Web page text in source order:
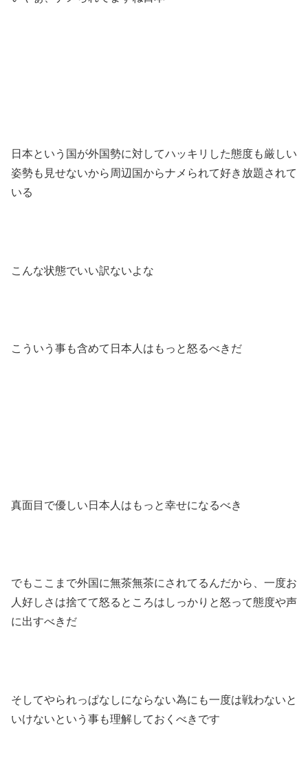
日本という国が外国勢に対してハッキリした態度も厳しい
姿勢も見せないから周辺国からナメられて好き放題されて
いる
こんな状態でいい訳ないよな
こういう事も含めて日本人はもっと怒るべきだ
真面目で優しい日本人はもっと幸せになるべき
でもここまで外国に無茶無茶にされてるんだから、一度お
人好しさは捨てて怒るところはしっかりと怒って態度や声
に出すべきだ
そしてやられっぱなしにならない為にも一度は戦わないと
いけないという事も理解しておくべきです